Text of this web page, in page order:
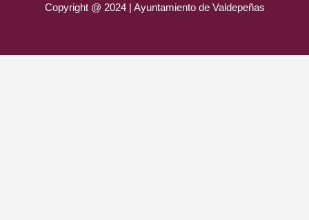
Copyright @ 2024 | Ayuntamiento de Valdepeñas